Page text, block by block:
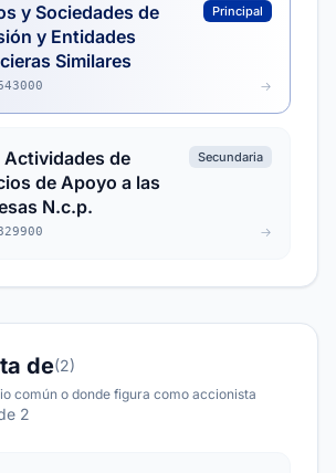
y Sociedades de
y Entidades
Similares
Principal
Actividades de
de Apoyo a las
N.c.p.
Secundaria
de(2)
común o donde figura como accionista
2